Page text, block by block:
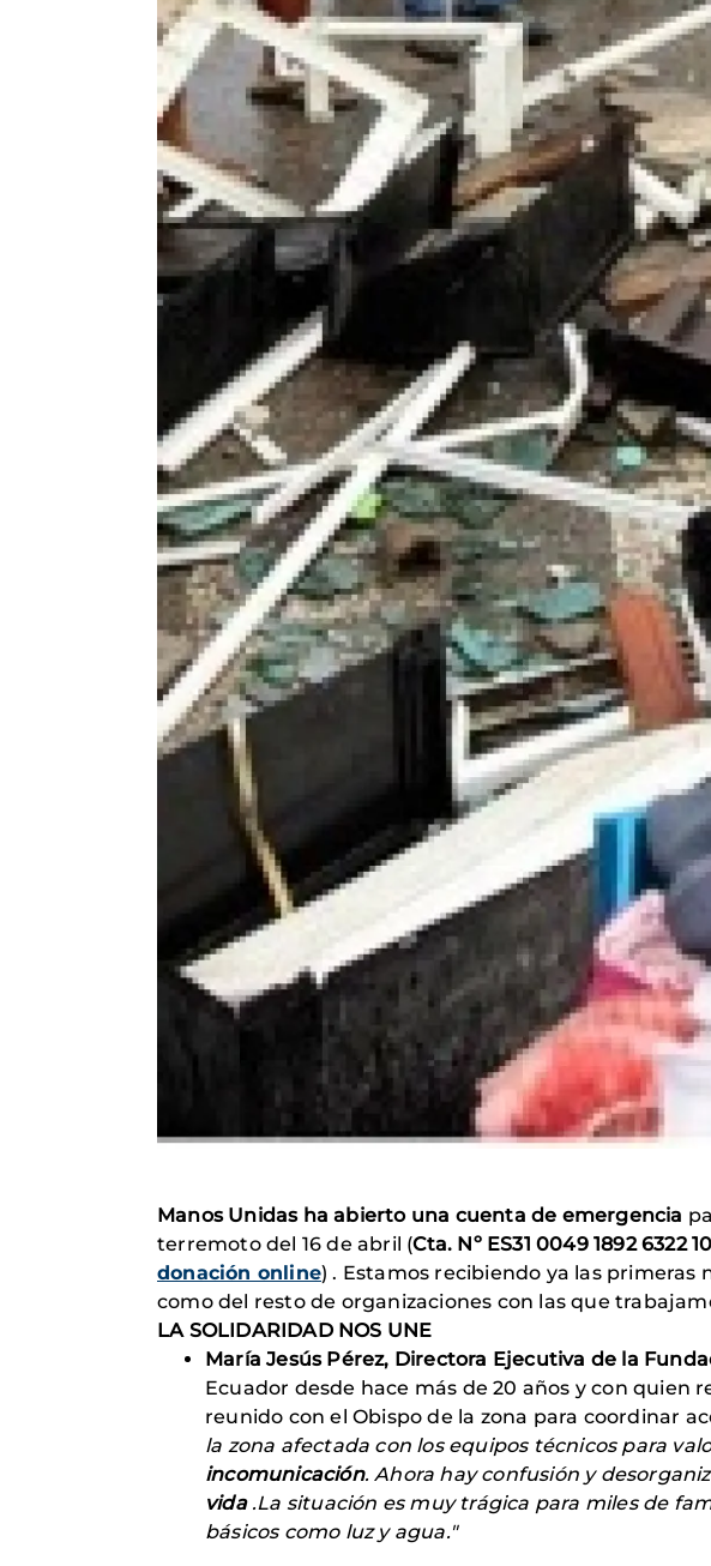
Manos Unidas ha abierto una cuenta de emergencia
terremoto del 16 de abril (Cta. Nº ES31 0049 1892 6322
donación online) . Estamos recibiendo ya las primeras
como del resto de organizaciones con las que
LA SOLIDARIDAD NOS UNE
María Jesús Pérez, Directora Ejecutiva de la
Ecuador desde hace más de 20 años y con quien
reunido con el Obispo de la zona para coordinar
la zona afectada con los equipos técnicos para
incomunicación. Ahora hay confusión y
vida.La situación es muy trágica para miles de
básicos como luz y agua."